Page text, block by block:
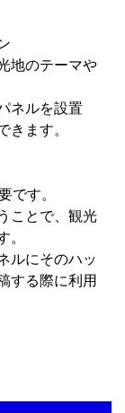
地のテーマや
ネルを設置
きます。
です。
ことで、観光
。
ルにそのハッ
する際に利用